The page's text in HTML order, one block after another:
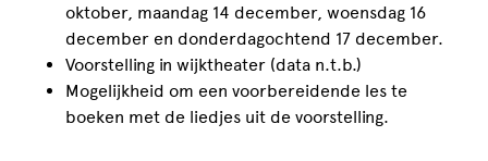
oktober, maandag 14 december, woensdag 16
december en donderdagochtend 17 december.
Voorstelling in wijktheater (data n.t.b.)
Mogelijkheid om een voorbereidende les te
boeken met de liedjes uit de voorstelling.